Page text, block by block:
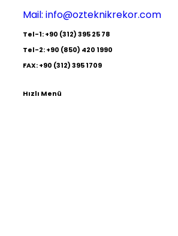
Mail: info@ozteknikrekor.com
Tel-1: +90 (312) 395 25 78
Tel-2: +90 (850) 420 1990
FAX: +90 (312) 395 1709
Hızlı Menü